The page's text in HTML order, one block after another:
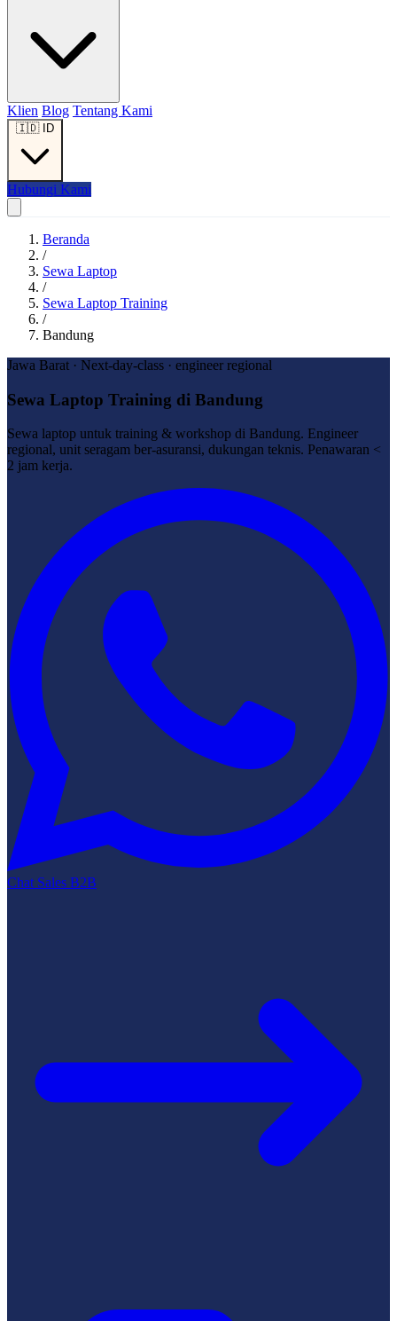
Klien Blog Tentang Kami
🇮🇩 ID
Hubungi Kami
Beranda
/
Sewa Laptop
/
Sewa Laptop Training
/
Bandung
Jawa Barat · Next-day-class · engineer regional
Sewa Laptop Training di Bandung
Sewa laptop untuk training & workshop di Bandung. Engineer
regional, unit seragam ber-asuransi, dukungan teknis. Penawaran <
2 jam kerja.
Chat Sales B2B